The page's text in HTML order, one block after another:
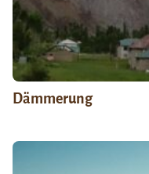
Dämmerung